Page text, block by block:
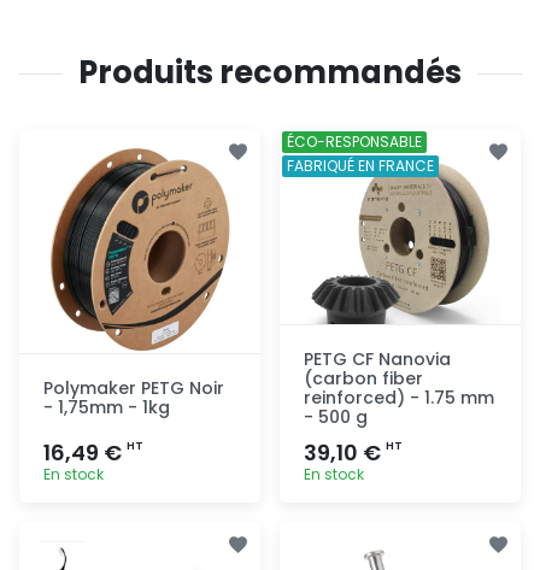
Produits recommandés
Polymaker PETG Noir
- 1,75mm - 1kg
16,49 € HT
En stock
PETG CF Nanovia
(carbon fiber
reinforced) - 1.75 mm
- 500 g
39,10 € HT
En stock
ÉCO-RESPONSABLE
FABRIQUÉ EN FRANCE